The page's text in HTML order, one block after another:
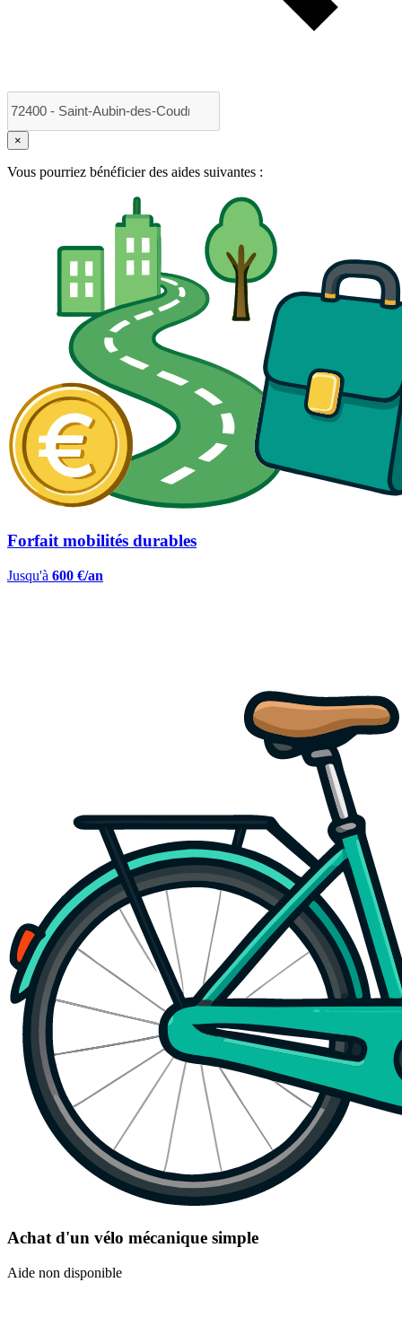
×
Vous pourriez bénéficier des aides suivantes :
Forfait mobilités durables
Jusqu'à 600 €/an
Achat d'un vélo mécanique simple
Aide non disponible